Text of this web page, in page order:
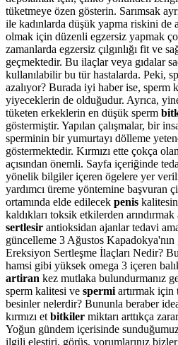
tüketmeye özen gösterin. Sarımsak
ile kadınlarda düşük yapma riskini de
olmak için düzenli egzersiz yapmak
zamanlarda egzersiz çılgınlığı fit ve
geçmektedir. Bu ilaçlar veya gıdalar
kullanılabilir bu tür hastalarda. Peki,
azalıyor? Burada iyi haber ise, sperm
yiyeceklerin de olduğudur. Ayrıca,
tüketen erkeklerin en düşük sperm
göstermiştir. Yapılan çalışmalar, bir
sperminin bir yumurtayı dölleme
göstermektedir. Kırmızı ette çokça
açısından önemli. Sayfa içeriğinde
yönelik bilgiler içeren ögelere yer
yardımcı üreme yöntemine başvuran
ortamında elde edilecek penis
kaldıkları toksik etkilerden
sertlesir antioksidan ajanlar tedavi
güncelleme 3 Ağustos
Ereksiyon Sertleşme İlaçları Nedir?
hamsi gibi yüksek omega 3 içeren
artiran kez mutlaka bulundurmanız
sperm kalitesi ve spermi artırmak
besinler nelerdir? Bununla beraber
kırmızı et bitkiler miktarı arttıkça
Yoğun gündem içerisinde
ilgili eleştiri, görüş, yorumlarınız